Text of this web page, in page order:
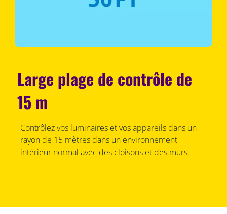
Large plage de contrôle de
15 m
Contrôlez vos luminaires et vos appareils dans un
rayon de 15 mètres dans un environnement
intérieur normal avec des cloisons et des murs.